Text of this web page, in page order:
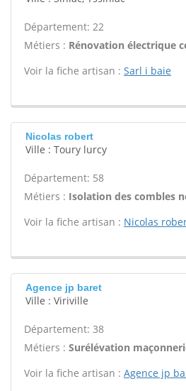
Département: 22
Métiers : Rénovation électrique
Voir la fiche artisan : Sarl i baie
Nicolas robert
Ville : Toury lurcy
Département: 58
Métiers : Isolation des combles
Voir la fiche artisan : Nicolas
Agence jp baret
Ville : Viriville
Département: 38
Métiers : Surélévation
Voir la fiche artisan : Agence jp